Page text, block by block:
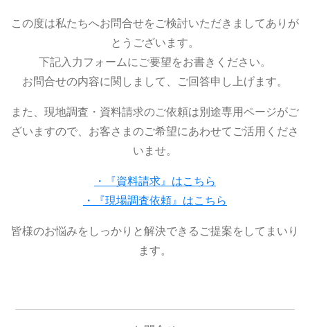
この度は私たちへお問合せをご検討いただきましてありが
とうございます。
下記入力フォームにご要望をお書きください。
お問合せの内容に関しまして、ご回答申し上げます。
また、現地調査・資料請求のご依頼は別途専用ページがご
ざいますので、お客さまのご希望にあわせてご活用くださ
いませ。
・『資料請求』はこちら
・『現場調査依頼』はこちら
皆様のお悩みをしっかりと解決できるご提案をしてまいり
ます。